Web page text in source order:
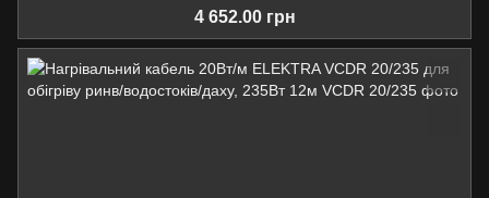
4 652.00 грн